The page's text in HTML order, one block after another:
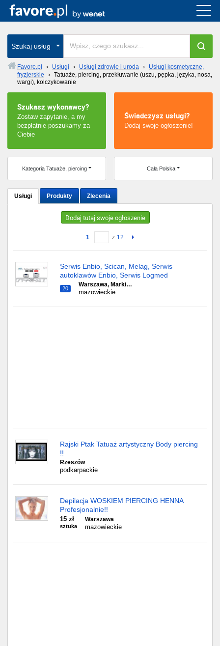
Szukaj usług
Favore.pl › Usługi › Usługi zdrowie i uroda ›
Usługi kosmetyczne,
fryzjerskie
› Tatuaże, piercing, przekłuwanie (uszu, pępka, języka, nosa,
wargi), kolczykowanie
Szukasz wykonawcy?
Zostaw zapytanie, a my
bezpłatnie poszukamy za
Ciebie
Świadczysz usługi?
Dodaj swoje ogłoszenie!
Kategoria Tatuaże, piercing Cała Polska
Usługi Produkty Zlecenia
Dodaj tutaj swoje ogłoszenie
1 z 12
Serwis Enbio, Scican, Melag, Serwis
autoklawów Enbio, Serwis Logmed
20
Warszawa, Marki…
mazowieckie
Rajski Ptak Tatuaż artystyczny Body piercing
!!
Rzeszów
podkarpackie
Depilacja WOSKIEM PIERCING HENNA
Profesjonalnie!!
15 zł
sztuka
Warszawa
mazowieckie
Cała Polska
wszystkie w całym kraju
Warszawa
Wrocław
Kraków
Poznań
Łódź
Katowice
Chorzów
Lublin
Częstochowa
Toruń
Sosnowiec